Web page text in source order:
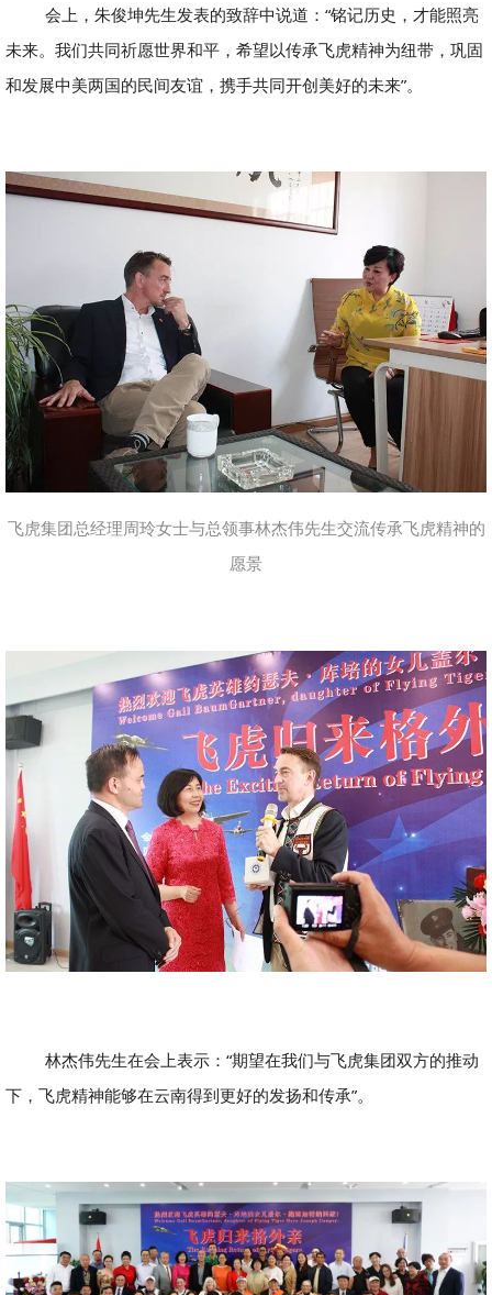
会上，朱俊坤先生发表的致辞中说道：“铭记历史，才能照亮
未来。我们共同祈愿世界和平，希望以传承飞虎精神为纽带，巩固
和发展中美两国的民间友谊，携手共同开创美好的未来”。
飞虎集团总经理周玲女士与总领事林杰伟先生交流传承飞虎精神的
愿景
林杰伟先生在会上表示：“期望在我们与飞虎集团双方的推动
下，飞虎精神能够在云南得到更好的发扬和传承”。